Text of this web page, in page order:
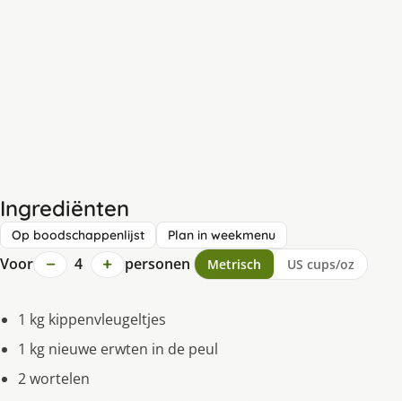
Ingrediënten
Op boodschappenlijst Plan in weekmenu
Voor − 4 + personen Metrisch US cups/oz
1 kg kippenvleugeltjes
1 kg nieuwe erwten in de peul
2 wortelen